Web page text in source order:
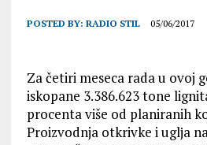
POSTED BY: RADIO STIL 05/06/2017
Za četiri meseca rada u ovoj
iskopane 3.386.623 tone
procenta više od planiranih
Proizvodnja otkrivke i uglјa